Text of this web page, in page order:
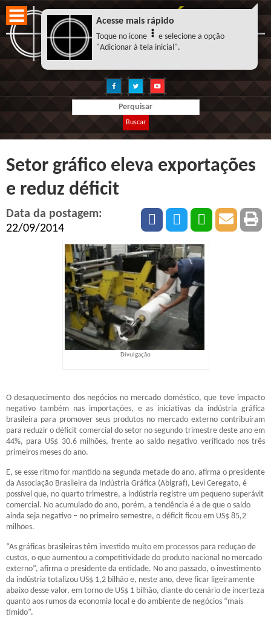
Buscar
Setor gráfico eleva exportações
e reduz déficit
Data da postagem:
22/09/2014
Divulgação
O desaquecimento dos negócios no mercado doméstico, que teve impacto
negativo também nas importações, e as iniciativas da indústria gráfica
brasileira para promover seus produtos no mercado externo contribuíram
para reduzir o déficit comercial do setor no segundo trimestre deste ano em
44%, para US$ 30,6 milhões, frente ao saldo negativo verificado nos três
primeiros meses do ano.
E, se esse ritmo for mantido na segunda metade do ano, afirma o presidente
da Associação Brasileira da Indústria Gráfica (Abigraf), Levi Ceregato, é
possível que, no quarto trimestre, a indústria registre um pequeno superávit
comercial. No acumulado do ano, porém, a tendência é a de que o saldo
ainda seja negativo – no primeiro semestre, o déficit ficou em US$ 85,2
milhões.
“As gráficas brasileiras têm investido muito em processos para redução de
custos, o que aumentou a competitividade do produto nacional no mercado
externo”, afirma o presidente da entidade. No ano passado, o investimento
da indústria totalizou US$ 1,2 bilhão e, neste ano, deve ficar ligeiramente
abaixo desse valor, em torno de US$ 1 bilhão, diante do cenário de incerteza
quanto aos rumos da economia local e do ambiente de negócios “mais
tímido”.
Acesse mais rápido
Toque no icone
e selecione a opção
"Adicionar à tela inicial".